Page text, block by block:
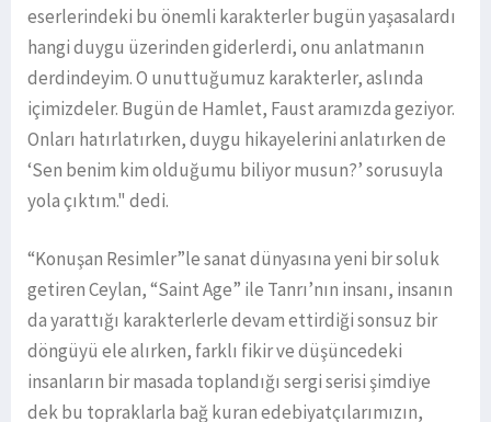
eserlerindeki bu önemli karakterler bugün yaşasalardı
hangi duygu üzerinden giderlerdi, onu anlatmanın
derdindeyim. O unuttuğumuz karakterler, aslında
içimizdeler. Bugün de Hamlet, Faust aramızda geziyor.
Onları hatırlatırken, duygu hikayelerini anlatırken de
‘Sen benim kim olduğumu biliyor musun?’ sorusuyla
yola çıktım." dedi.
“Konuşan Resimler”le sanat dünyasına yeni bir soluk
getiren Ceylan, “Saint Age” ile Tanrı’nın insanı, insanın
da yarattığı karakterlerle devam ettirdiği sonsuz bir
döngüyü ele alırken, farklı fikir ve düşüncedeki
insanların bir masada toplandığı sergi serisi şimdiye
dek bu topraklarla bağ kuran edebiyatçılarımızın,